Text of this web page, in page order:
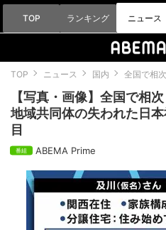
TOP ランキング ニュース
TOP ニュース 国内 全国で相
【写真・画像】全国で相
地域共同体の失われた日
目
ABEMA Prime